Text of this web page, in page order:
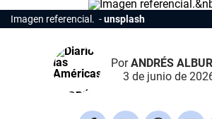
Imagen referencial. unsplash
PorANDRÉS
3 de junio de